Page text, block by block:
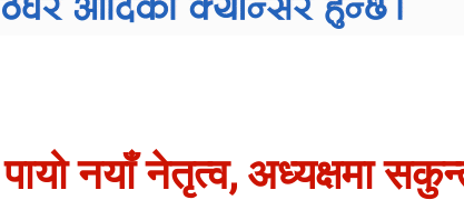
नयाँ नेतृत्व, अध्यक्षमा